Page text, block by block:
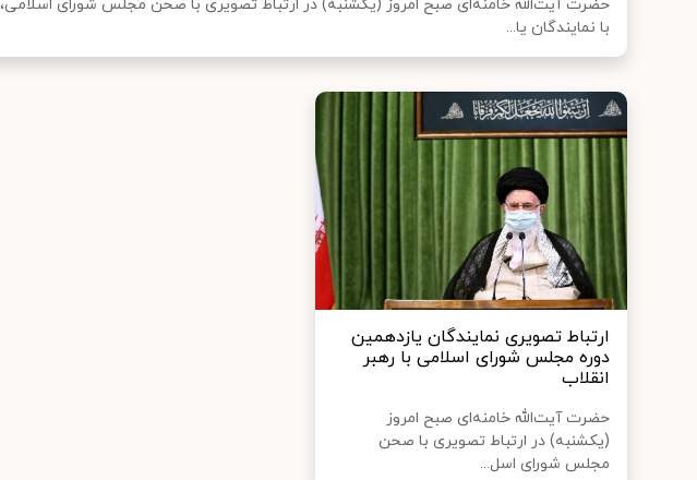
حضرت آیت‌الله خامنه‌ای صبح امروز (یکشنبه) در ارتباط تصویری با صحن مجلس شورای اسلامی،
با نمایندگان یا...
ارتباط تصویری نمایندگان یازدهمین
دوره مجلس شورای اسلامی با رهبر
انقلاب
حضرت آیت‌الله خامنه‌ای صبح امروز
(یکشنبه) در ارتباط تصویری با صحن
مجلس شورای اسل...